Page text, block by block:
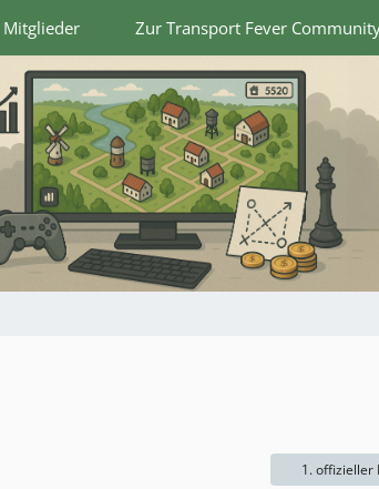
Mitglieder Zur Transport Fever
1. offizieller